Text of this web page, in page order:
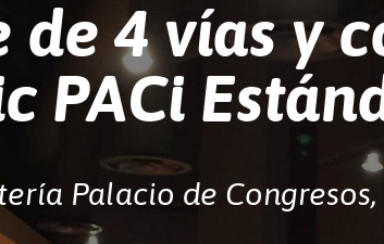
de 4 vías y
PACi
Palacio de Congresos,